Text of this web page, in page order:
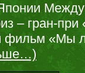
– гран-при
фильм «Мы